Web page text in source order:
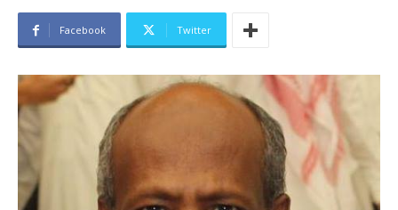
Facebook Twitter